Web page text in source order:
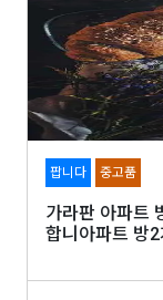
팝니다 중고품
가라판 아파트
합니아파트 방